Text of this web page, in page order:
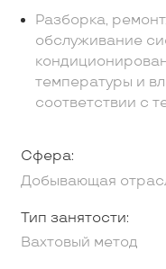
Разборка,
обслуживание
температуры и
соответствии с
Сфера:
Добывающая
Тип занятости:
Вахтовый метод